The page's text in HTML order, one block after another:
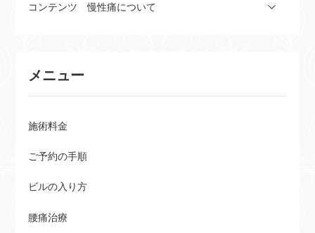
コンテンツ 慢性痛について
メニュー
施術料金
ご予約の手順
ビルの入り方
腰痛治療